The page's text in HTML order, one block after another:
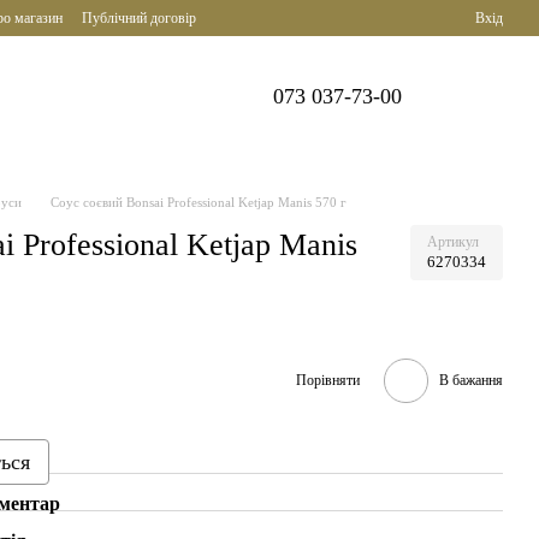
магазин Публічний договір Вхід
073 037-73-00
Соус соєвий Bonsai Professional Ketjap Manis 570 г
Professional Ketjap Manis Артикул
6270334
Порівняти В бажання